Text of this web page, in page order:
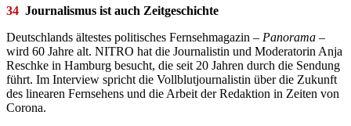
34 Journalismus ist auch Zeitgeschichte
Deutschlands ältestes politisches Fernsehmagazin – Panorama –
wird 60 Jahre alt. NITRO hat die Journalistin und Moderatorin Anja
Reschke in Hamburg besucht, die seit 20 Jahren durch die Sendung
führt. Im Interview spricht die Vollblutjournalistin über die Zukunft
des linearen Fernsehens und die Arbeit der Redaktion in Zeiten von
Corona.